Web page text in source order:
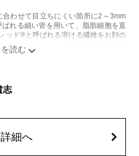
わせて目立ちにくい箇所に2～3mm
れる細い管を用いて、脂肪細胞を直
ッド®と呼ばれる溶ける繊維をお顔の
皮膚を内側から引き上げて固定しま
しびれ、むくみ、内出血、引き攣れ
ざいます。また、稀に貧血、細菌感
、ぼこつき、硬結、瘢痕化、色素沈
出などを生じることがございます。
円(税込)
志
細へ